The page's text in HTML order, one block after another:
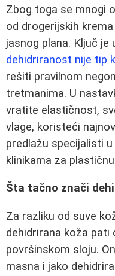
Zbog toga se mnogi
od drogerijskih
jasnog plana. Ključ je
dehidriranost nije tip
rešiti pravilnom
tretmanima. U
vratite elastičnost,
vlage, koristeći
predlažu specijalisti
klinikama za
Šta tačno znači
Za razliku od suve
dehidrirana koža pati
površinskom sloju.
masna i jako